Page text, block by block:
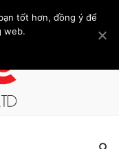
Thành viên
tốt hơn, đồng ý để
web.